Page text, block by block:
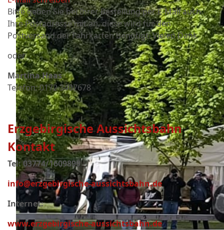
Bitte geben Sie bei Ihrer Bestellung per E-Mail auch
Ihre Postadresse mit an, diese wird für den
Postversand der Fahrkarten benötigt. Vielen Dank
oder
Martina Haas
Telefon: 0172 3407678
Erzgebirgische Aussichtsbahn
Kontakt
Tel: 03774/1609899
info@erzgebirgische-aussichtsbahn.de
Internet:
www.erzgebirgische-aussichtsbahn.de